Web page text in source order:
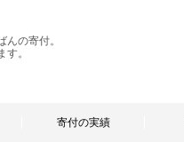
の寄付。
。
寄付の実績